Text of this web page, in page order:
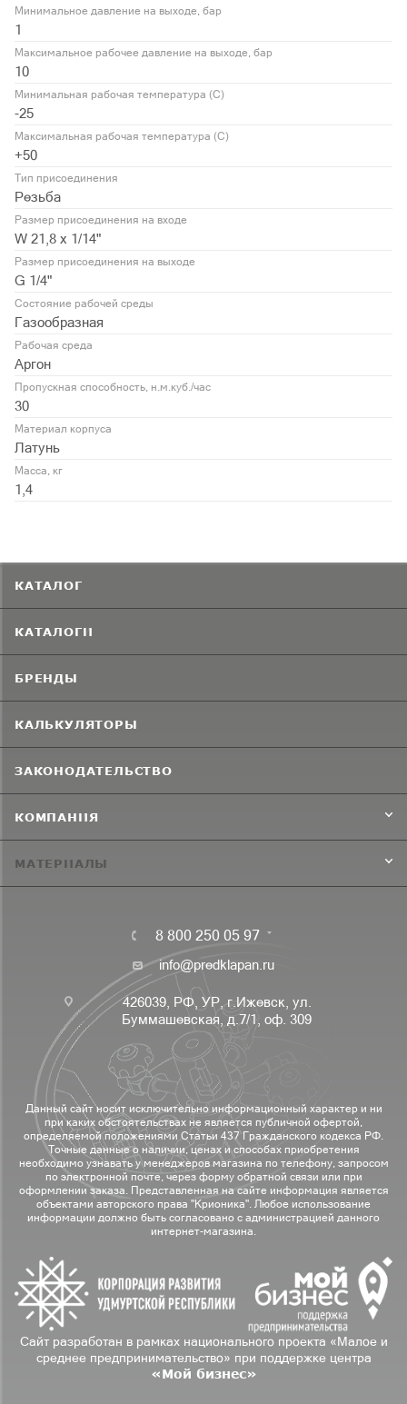
Минимальное давление на выходе, бар
1
Максимальное рабочее давление на выходе, бар
10
Минимальная рабочая температура (С)
-25
Максимальная рабочая температура (С)
+50
Тип присоединения
Резьба
Размер присоединения на входе
W 21,8 х 1/14"
Размер присоединения на выходе
G 1/4"
Состояние рабочей среды
Газообразная
Рабочая среда
Аргон
Пропускная способность, н.м.куб./час
30
Материал корпуса
Латунь
Масса, кг
1,4
КАТАЛОГ
КАТАЛОГИ
БРЕНДЫ
КАЛЬКУЛЯТОРЫ
ЗАКОНОДАТЕЛЬСТВО
КОМПАНИЯ
МАТЕРИАЛЫ
8 800 250 05 97
info@predklapan.ru
426039, РФ, УР, г.Ижевск, ул.
Буммашевская, д.7/1, оф. 309
Данный сайт носит исключительно информационный характер и ни
при каких обстоятельствах не является публичной офертой,
определяемой положениями Статьи 437 Гражданского кодекса РФ.
Точные данные о наличии, ценах и способах приобретения
необходимо узнавать у менеджеров магазина по телефону, запросом
по электронной почте, через форму обратной связи или при
оформлении заказа. Представленная на сайте информация является
объектами авторского права "Крионика". Любое использование
информации должно быть согласовано с администрацией данного
интернет-магазина.
Сайт разработан в рамках национального проекта «Малое и
среднее предпринимательство» при поддержке центра
«Мой бизнес»